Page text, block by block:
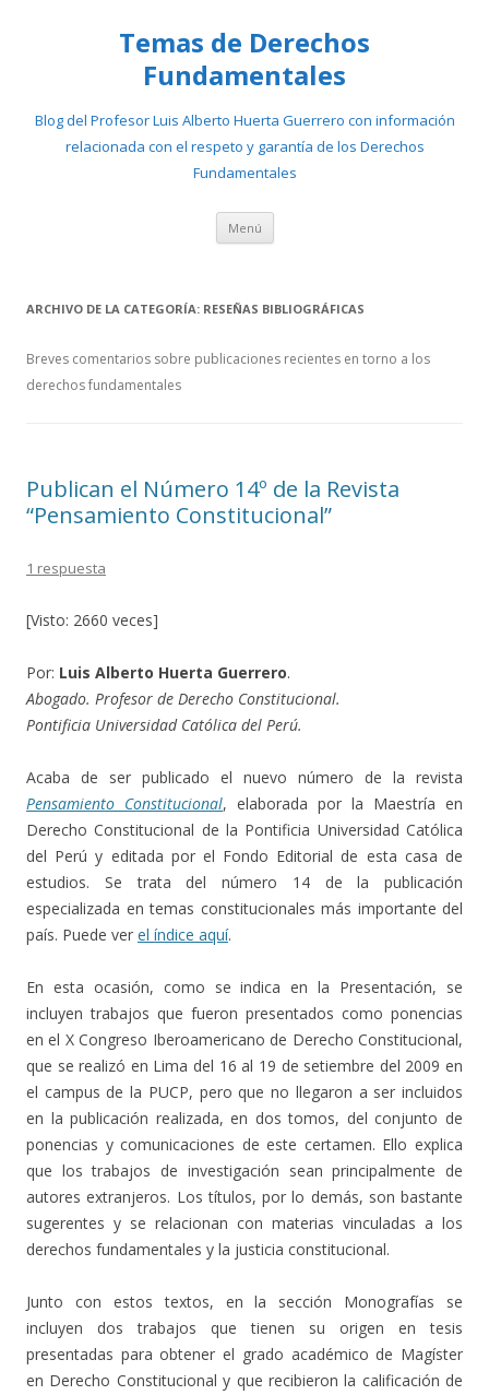
Temas de Derechos
Fundamentales
Blog del Profesor Luis Alberto Huerta Guerrero con información
relacionada con el respeto y garantía de los Derechos
Fundamentales
Menú Ir
contenido
ARCHIVO DE LA CATEGORÍA: RESEÑAS BIBLIOGRÁFICAS
Breves comentarios sobre publicaciones recientes en torno a los
derechos fundamentales
Publican el Número 14º de la Revista
“Pensamiento Constitucional”
1 respuesta
[Visto: 2660 veces]
Por: Luis Alberto Huerta Guerrero.
Abogado. Profesor de Derecho Constitucional.
Pontificia Universidad Católica del Perú.
Acaba de ser publicado el nuevo número de la revista
Pensamiento Constitucional, elaborada por la Maestría en
Derecho Constitucional de la Pontificia Universidad Católica
del Perú y editada por el Fondo Editorial de esta casa de
estudios. Se trata del número 14 de la publicación
especializada en temas constitucionales más importante del
país. Puede ver el índice aquí.
En esta ocasión, como se indica en la Presentación, se
incluyen trabajos que fueron presentados como ponencias
en el X Congreso Iberoamericano de Derecho Constitucional,
que se realizó en Lima del 16 al 19 de setiembre del 2009 en
el campus de la PUCP, pero que no llegaron a ser incluidos
en la publicación realizada, en dos tomos, del conjunto de
ponencias y comunicaciones de este certamen. Ello explica
que los trabajos de investigación sean principalmente de
autores extranjeros. Los títulos, por lo demás, son bastante
sugerentes y se relacionan con materias vinculadas a los
derechos fundamentales y la justicia constitucional.
Junto con estos textos, en la sección Monografías se
incluyen dos trabajos que tienen su origen en tesis
presentadas para obtener el grado académico de Magíster
en Derecho Constitucional y que recibieron la calificación de